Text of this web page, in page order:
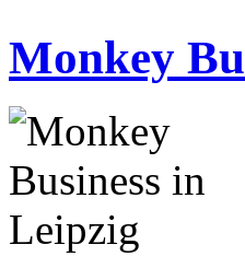
Monkey